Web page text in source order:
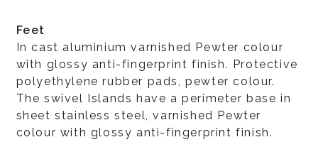
Feet
In cast aluminium varnished Pewter colour
with glossy anti-fingerprint finish. Protective
polyethylene rubber pads, pewter colour.
The swivel Islands have a perimeter base in
sheet stainless steel, varnished Pewter
colour with glossy anti-fingerprint finish.